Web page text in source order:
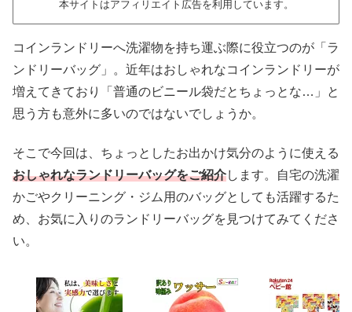
本サイトはアフィリエイト広告を利用しています。
コインランドリーへ洗濯物を持ち運ぶ際に役立つのが「ラ
ンドリーバッグ」。近年はおしゃれなコインランドリーが
増えてきており「普通のビニール袋だとちょっとな…」と
思う方も意外に多いのではないでしょうか。
そこで今回は、ちょっとしたお出かけ気分のように使える
おしゃれなランドリーバッグをご紹介します。自宅の洗濯
かごやクリーニング・ジム用のバッグとしても活躍するた
め、お気に入りのランドリーバッグを見つけてみてくださ
い。